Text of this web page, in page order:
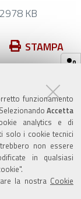
funzionamento
Accetta
analytics e di
solo i cookie tecnici
non essere
in qualsiasi
la nostra Cookie
KB
STAMPA